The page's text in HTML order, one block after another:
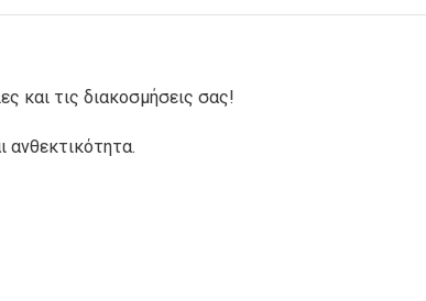
και τις διακοσμήσεις σας!
ανθεκτικότητα.